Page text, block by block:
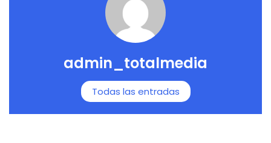
admin_totalmedia
Todas las entradas